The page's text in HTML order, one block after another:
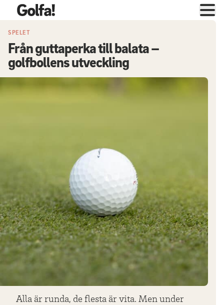
SPELET
Från guttaperka till balata –
golfbollens utveckling
Alla är runda, de flesta är vita. Men under